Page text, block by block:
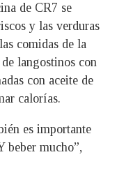
de CR7 se
y las verduras
comidas de la
langostinos con
con aceite de
calorías.
es importante
beber mucho”,